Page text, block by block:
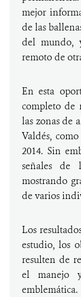
mejor
de las
del mundo,
remoto de
En esta
completo de
las zonas de
Valdés,
2014. Sin
señales de
mostrando
de varios
Los
estudio, los
resulten de
el manejo
emblemática.